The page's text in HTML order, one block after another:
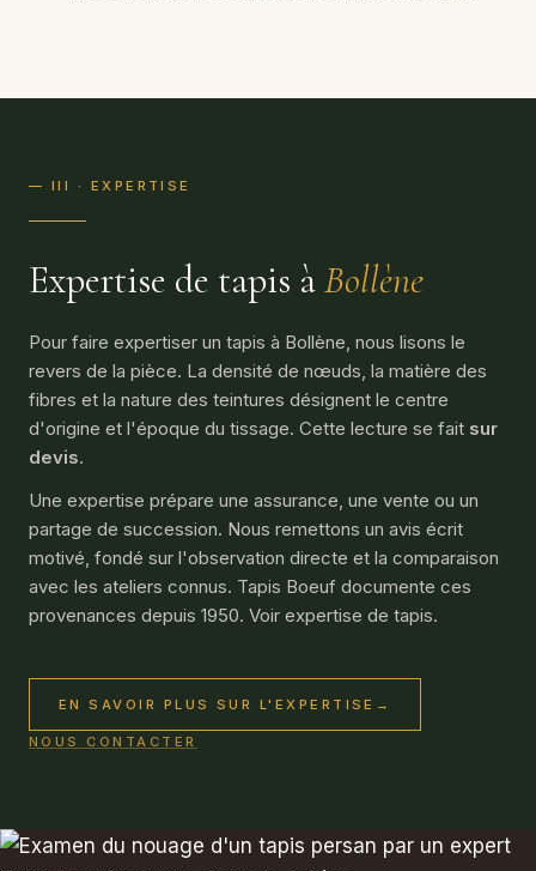
— III · EXPERTISE
Expertise de tapis àBollène
Pour faire expertiser un tapis à Bollène, nous lisons le
revers de la pièce. La densité de nœuds, la matière des
fibres et la nature des teintures désignent le centre
d'origine et l'époque du tissage. Cette lecture se fait sur
devis.
Une expertise prépare une assurance, une vente ou un
partage de succession. Nous remettons un avis écrit
motivé, fondé sur l'observation directe et la comparaison
avec les ateliers connus. Tapis Boeuf documente ces
provenances depuis 1950. Voir expertise de tapis.
EN SAVOIR PLUS SUR L'EXPERTISE →
NOUS CONTACTER